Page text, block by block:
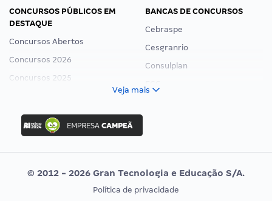
CONCURSOS PÚBLICOS EM
DESTAQUE
Concursos Abertos
Concursos 2026
Concursos 2025
Concurso Ibama
Concurso MPU
Editais publicados
BANCAS DE CONCURSOS
Cebraspe
Cesgranrio
Consulplan
Vunesp
CONCURSOS POR PROFISSÃO EXAME DE ORDEM
Veja mais
© 2012 - 2026 Gran Tecnologia e Educação S/A.
Política de privacidade